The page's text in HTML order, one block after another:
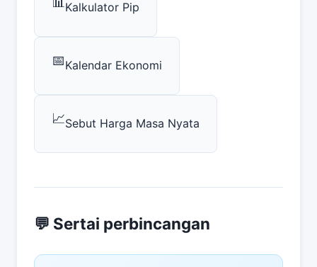
Kalkulator Pip
📅Kalendar Ekonomi
📈Sebut Harga Masa Nyata
💬 Sertai perbincangan